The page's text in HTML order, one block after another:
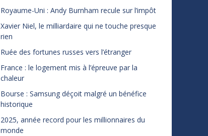
Royaume-Uni : Andy Burnham recule sur l’impôt
Xavier Niel, le milliardaire qui ne touche presque
rien
Ruée des fortunes russes vers l’étranger
France : le logement mis à l’épreuve par la
chaleur
Bourse : Samsung déçoit malgré un bénéfice
historique
2025, année record pour les millionnaires du
monde